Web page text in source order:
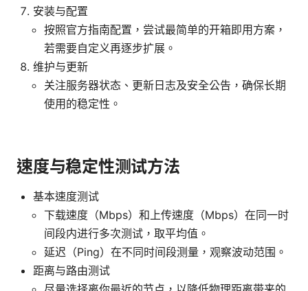
安装与配置
按照官方指南配置，尝试最简单的开箱即用方案，
若需要自定义再逐步扩展。
维护与更新
关注服务器状态、更新日志及安全公告，确保长期
使用的稳定性。
速度与稳定性测试方法
基本速度测试
下载速度（Mbps）和上传速度（Mbps）在同一时
间段内进行多次测试，取平均值。
延迟（Ping）在不同时间段测量，观察波动范围。
距离与路由测试